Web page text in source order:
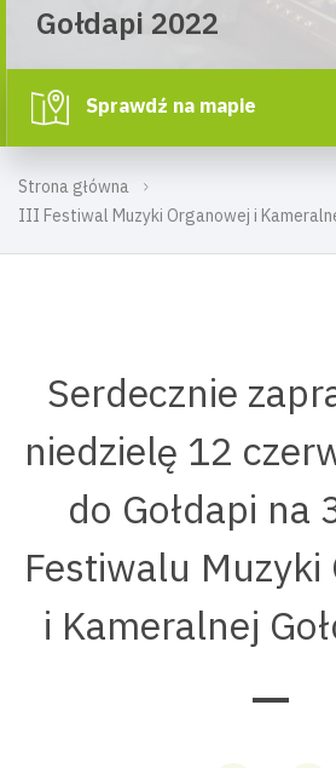
Strona główna
III Festiwal Muzyki Organowej i
Gołdapi 2022
Sprawdź na mapie
Serdecznie
niedzielę 12
do Gołdapi na
Festiwalu Muzyki
i Kameralnej